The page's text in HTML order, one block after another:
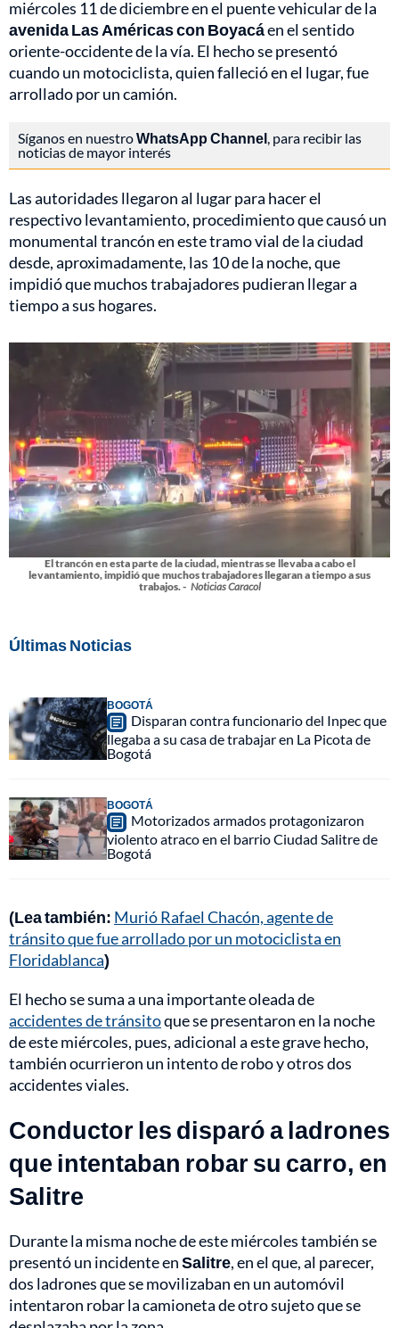
miércoles 11 de diciembre en el puente vehicular de la
avenida Las Américas con Boyacáen el sentido
oriente-occidente de la vía. El hecho se presentó
cuando un motociclista, quien falleció en el lugar, fue
arrollado por un camión.
Síganos en nuestroWhatsApp Channel, para recibir las
noticias de mayor interés
Las autoridades llegaron al lugar para hacer el
respectivo levantamiento, procedimiento que causó un
monumental trancón en este tramo vial de la ciudad
desde, aproximadamente, las 10 de la noche, que
impidió que muchos trabajadores pudieran llegar a
tiempo a sus hogares.
El trancón en esta parte de la ciudad, mientras se llevaba a cabo el
levantamiento, impidió que muchos trabajadores llegaran a tiempo a sus
trabajos. - Noticias Caracol
Últimas Noticias
BOGOTÁ
Disparan contra funcionario del Inpec que
llegaba a su casa de trabajar en La Picota de
Bogotá
BOGOTÁ
Motorizados armados protagonizaron
violento atraco en el barrio Ciudad Salitre de
Bogotá
(Lea también: Murió Rafael Chacón, agente de
tránsito que fue arrollado por un motociclista en
Floridablanca)
El hecho se suma a una importante oleada de
accidentes de tránsitoque se presentaron en la noche
de este miércoles, pues, adicional a este grave hecho,
también ocurrieron un intento de robo y otros dos
accidentes viales.
Conductor les disparó a ladrones
que intentaban robar su carro, en
Salitre
Durante la misma noche de este miércoles también se
presentó un incidente enSalitre, en el que, al parecer,
dos ladrones que se movilizaban en un automóvil
intentaron robar la camioneta de otro sujeto que se